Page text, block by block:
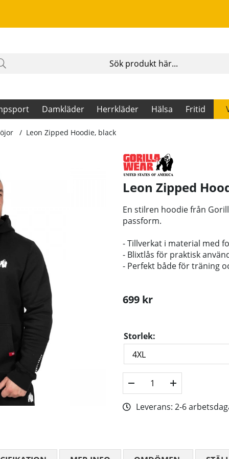
Damkläder Herrkläder Hälsa Fritid
Leon Zipped Hoodie, black
Leon Zipped
En stilren hoodie från
passform.
- Tillverkat i material med
- Blixtlås för praktisk
- Perfekt både för träning
699 kr
Storlek:
Leverans: 2-6